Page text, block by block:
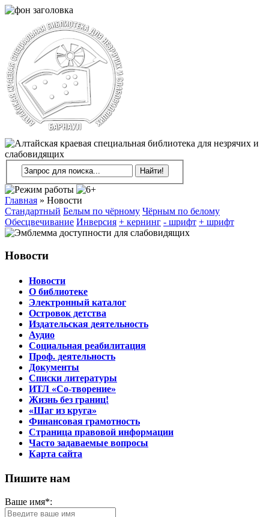
Главная » Новости
Стандартный Белым по чёрному Чёрным по белому
Обесцвечивание Инверсия + кернинг - шрифт + шрифт
Новости
Новости
О библиотеке
Электронный каталог
Островок детства
Издательская деятельность
Аудио
Социальная реабилитация
Проф. деятельность
Документы
Списки литературы
ИТЛ «Со-творение»
Жизнь без границ!
«Шаг из круга»
Финансовая грамотность
Страница правовой информации
Часто задаваемые вопросы
Карта сайта
Пишите нам
Ваше имя*: